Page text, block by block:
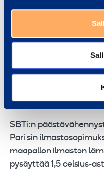
Science Based
2015 perustettu
YK:n Global Compact -
sekä Maailman
SBTi:n
Pariisin
maapallon ilmaston
pysäyttää 1,5 celsius-